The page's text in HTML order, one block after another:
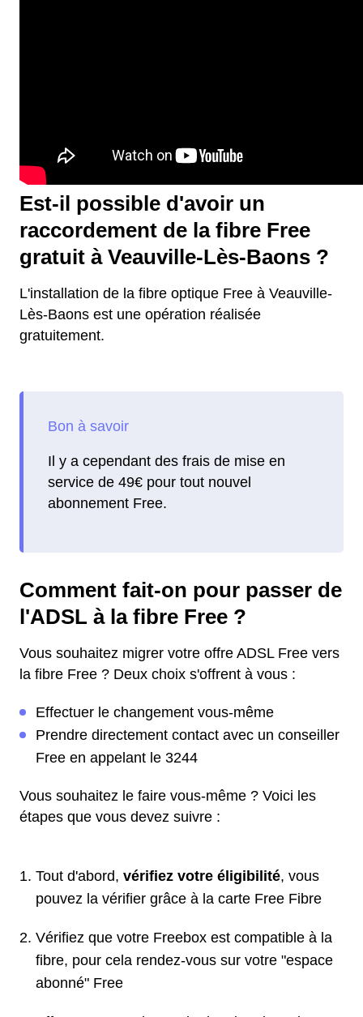
Est-il possible d'avoir un
raccordement de la fibre Free
gratuit à Veauville-Lès-Baons ?
L'installation de la fibre optique Free à Veauville-
Lès-Baons est une opération réalisée
gratuitement.
Il y a cependant des frais de mise en
service de 49€ pour tout nouvel
abonnement Free.
Comment fait-on pour passer de
l'ADSL à la fibre Free ?
Vous souhaitez migrer votre offre ADSL Free vers
la fibre Free ? Deux choix s'offrent à vous :
Effectuer le changement vous-même
Prendre directement contact avec un conseiller
Free en appelant le 3244
Vous souhaitez le faire vous-même ? Voici les
étapes que vous devez suivre :
Tout d'abord, vérifiez votre éligibilité, vous
pouvez la vérifier grâce à la carte Free Fibre
Vérifiez que votre Freebox est compatible à la
fibre, pour cela rendez-vous sur votre "espace
abonné" Free